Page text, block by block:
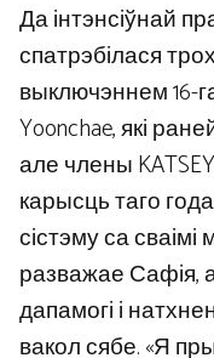
Да інтэнсіўнай
спатрэбілася
выключэннем 16-
Yoonchae, які
але члены
карысць таго
сістэму са сваімі
разважае Сафія,
дапамогі і
вакол сябе. «Я